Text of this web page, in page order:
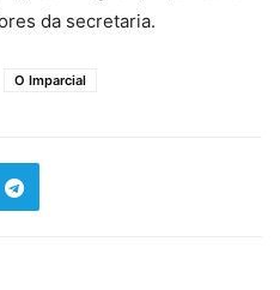
da secretaria.
O Imparcial